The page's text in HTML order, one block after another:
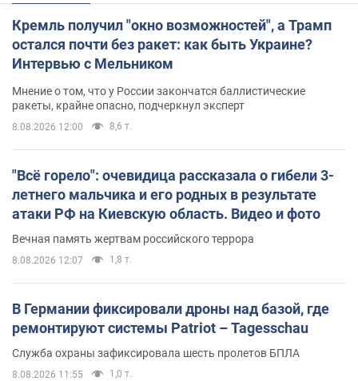
Кремль получил "окно возможностей", а Трамп
остался почти без ракет: как быть Украине?
Интервью с Мельником
Мнение о том, что у России закончатся баллистические
ракеты, крайне опасно, подчеркнул эксперт
8.08.2026 12:00 8,6 т.
"Всё горело": очевидица рассказала о гибели 3-
летнего мальчика и его родных в результате
атаки РФ на Киевскую область. Видео и фото
Вечная память жертвам российского террора
8.08.2026 12:07 1,8 т.
В Германии фиксировали дроны над базой, где
ремонтируют системы Patriot – Tagesschau
Служба охраны зафиксировала шесть пролетов БПЛА
8.08.2026 11:55 1,0 т.